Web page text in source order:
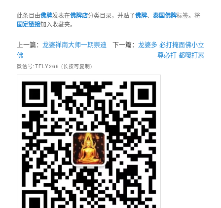
此条目由佛牌发表在佛牌店分类目录，并贴了佛牌、泰国佛牌标签。将
固定链接加入收藏夹。
上一篇：龙婆禅南大师一期崇迪
佛
下一篇： 龙婆多 必打掩面佛小立
尊必打 都嘎打累
微信号:TFLY266 (长按可复制)